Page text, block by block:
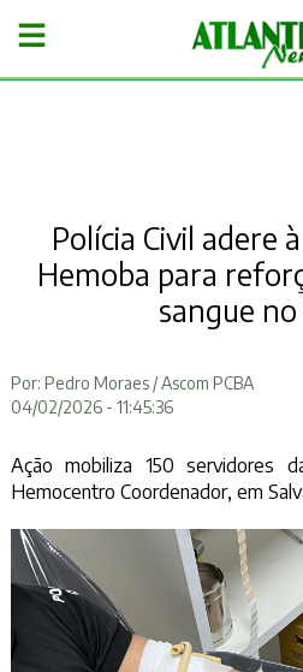
−
Polícia Civil adere
Hemoba para
sangue
Por: Pedro Moraes / Ascom PCBA
04/02/2026 - 11:45:36
Ação mobiliza 150 servidores
Hemocentro Coordenador, em